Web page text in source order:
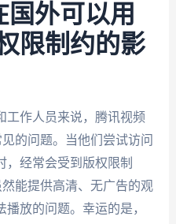
外可以用
限制约的影
工作人员来说，腾讯视频
的问题。当他们尝试访问
，经常会受到版权限制
能提供高清、无广告的观
放的问题。幸运的是，